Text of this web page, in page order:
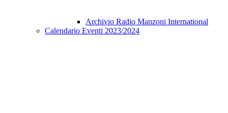
Archivio Radio Manzoni International
Calendario Eventi 2023/2024